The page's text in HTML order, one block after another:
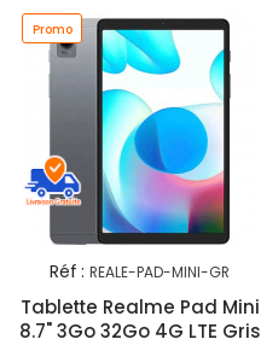
Promo
Réf : REALE-PAD-MINI-GR
Tablette Realme Pad Mini
8.7" 3Go 32Go 4G LTE Gris